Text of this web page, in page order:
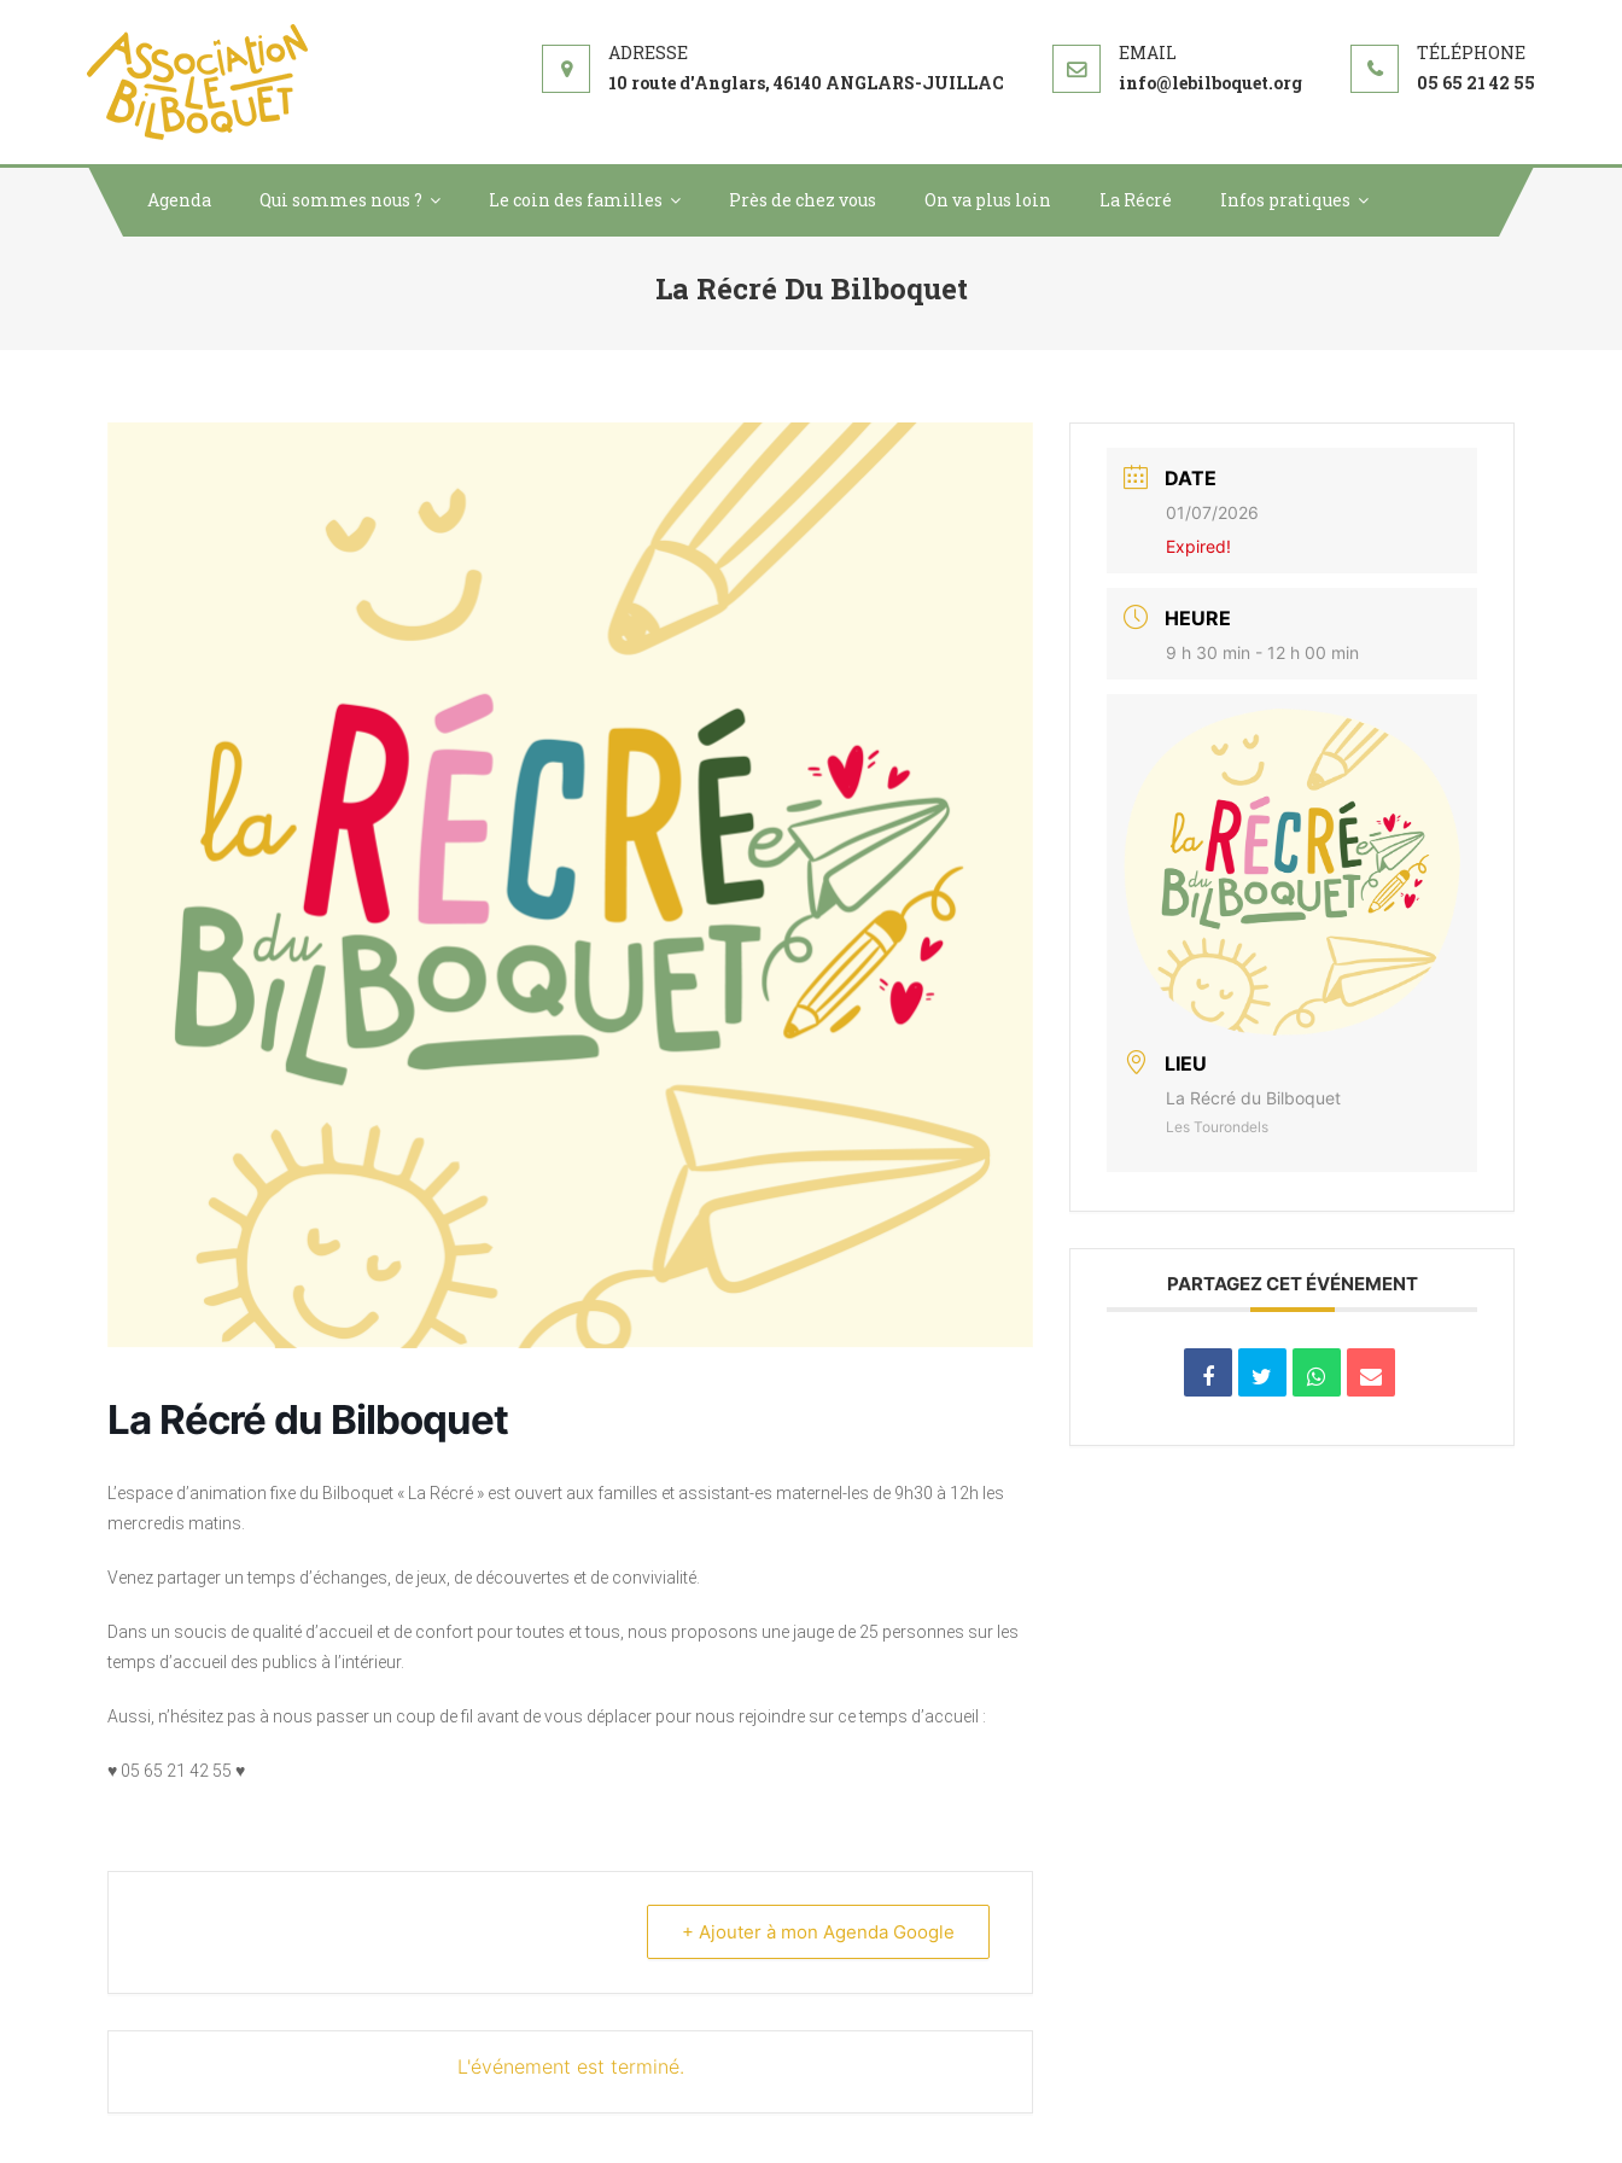
ASSOCIATION LE BILBOQUET
acteur social de développement
10 route d'Anglars, 46140 ANGLARS-JUILLAC
info@lebilboquet.org 05 65 21 42 55
Agenda Qui sommes nous ? Le coin des familles Près de chez vous On va plus loin La Récré Infos pratiques
La Récré Du Bilboquet
La Récré du Bilboquet
L’espace d’animation fixe du Bilboquet « La Récré » est ouvert aux familles et assistant-es maternel-les de 9h30 à 12h les
mercredis matins.
Venez partager un temps d’échanges, de jeux, de découvertes et de convivialité.
Dans un soucis de qualité d’accueil et de confort pour toutes et tous, nous proposons une jauge de 25 personnes sur les
temps d’accueil des publics à l’intérieur.
Aussi, n’hésitez pas à nous passer un coup de fil avant de vous déplacer pour nous rejoindre sur ce temps d’accueil :
♥ 05 65 21 42 55 ♥
+ Ajouter à mon Agenda Google
L'événement est terminé.
DATE
01/07/2026
Expired!
HEURE
9 h 30 min - 12 h 00 min
LIEU
La Récré du Bilboquet
Les Tourondels
PARTAGEZ CET ÉVÉNEMENT